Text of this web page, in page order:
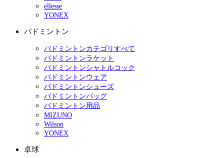
ellesse
YONEX
バドミントン
バドミントンカテゴリすべて
バドミントンラケット
バドミントンシャトルコック
バドミントンウェア
バドミントンシューズ
バドミントンバッグ
バドミントン用品
MIZUNO
Wilson
YONEX
卓球